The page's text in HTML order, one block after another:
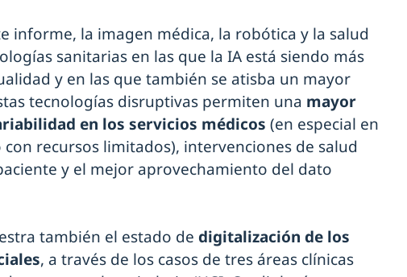
informe, la imagen médica, la robótica y la salud
sanitarias en las que la IA está siendo más
y en las que también se atisba un mayor
tecnologías disruptivas permiten una mayor
en los servicios médicos (en especial en
recursos limitados), intervenciones de salud
y el mejor aprovechamiento del dato
también el estado de digitalización de los
, a través de los casos de tres áreas clínicas